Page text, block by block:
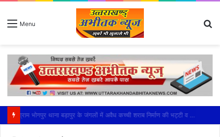
Menu
महेश्वरी मंडल की सक्रियता से सफल हुआ भाजपा का बूथ अध्यक्ष सम्मेलन